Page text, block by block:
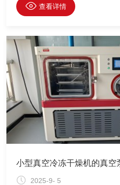
稳定控制、真空系统优化及智能程
查看详情
小型真空冷冻干燥机的真空
2025-9- 5